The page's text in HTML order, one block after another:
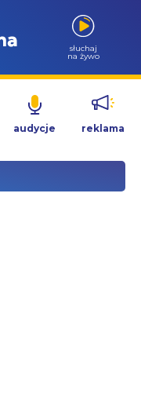
słuchaj
na żywo
audycje reklama